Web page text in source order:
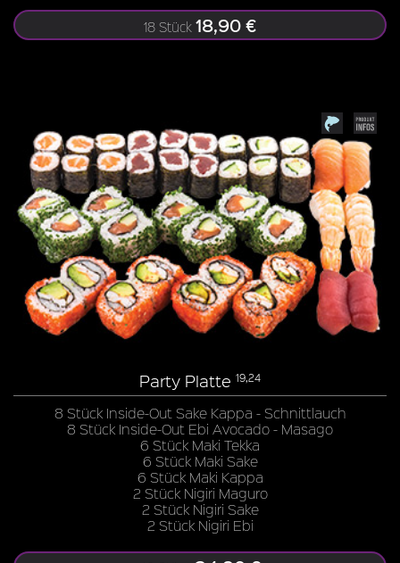
18 Stück 18,90 €
Party Platte 19,24
8 Stück Inside-Out Sake Kappa - Schnittlauch
8 Stück Inside-Out Ebi Avocado - Masago
6 Stück Maki Tekka
6 Stück Maki Sake
6 Stück Maki Kappa
2 Stück Nigiri Maguro
2 Stück Nigiri Sake
2 Stück Nigiri Ebi